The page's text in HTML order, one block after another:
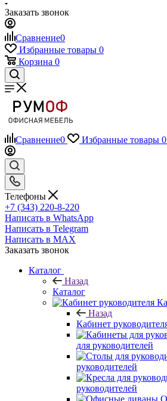
Заказать звонок
Сравнение0
Избранные товары 0
Корзина 0
Сравнение0 Избранные товары 0
Телефоны
+7 (343) 220-8-220
Написать в WhatsApp
Написать в Telegram
Написать в MAX
Заказать звонок
Каталог
Назад
Каталог
Назад
Кабинет
для руководителей
руководителей
руководителей